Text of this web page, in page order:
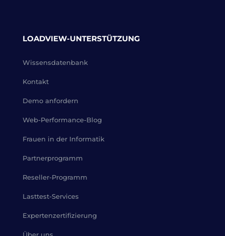
LOADVIEW-UNTERSTÜTZUNG
Wissensdatenbank
Kontakt
Demo anfordern
Web-Performance-Blog
Frauen in der Informatik
Partnerprogramm
Reseller-Programm
Lasttest-Services
Expertenzertifizierung